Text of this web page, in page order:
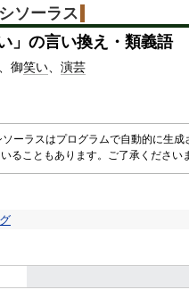
ソーラス
」の言い換え・類義語
御笑い 演芸
ーラスはプログラムで自動的に生
ることもあります。ご了承ください